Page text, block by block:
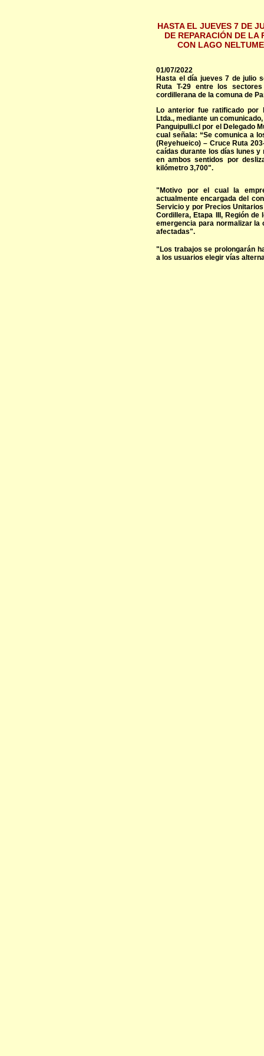
HASTA EL JUEVES 7 DE
DE REPARACIÓN DE LA
CON LAGO
01/07/2022
Hasta el día jueves 7 de julio
Ruta T-29 entre los
cordillerana de la comuna de
Lo anterior fue ratificado por
Ltda., mediante un
Panguipulli.cl por el Delegado
cual señala: “Se comunica a
(Reyehueico) – Cruce Ruta
caídas durante los días lunes
en ambos sentidos por
kilómetro 3,700".
"Motivo por el cual la
actualmente encargada del
Servicio y por Precios
Cordillera, Etapa III, Región
emergencia para normalizar
afectadas".
"Los trabajos se prolongarán
a los usuarios elegir vías